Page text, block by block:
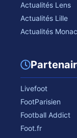
Actualités Lens
Actualités Lille
Actualités
Livefoot
FootParisien
Football Addict
Foot.fr